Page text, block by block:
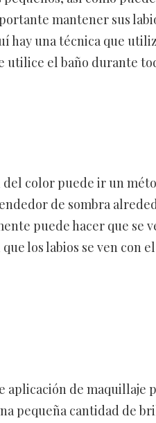
mantener sus
hay una técnica que
utilice el baño durante
del color puede ir un
de sombra
puede hacer que se
los labios se ven con
aplicación de maquillaje
pequeña cantidad de